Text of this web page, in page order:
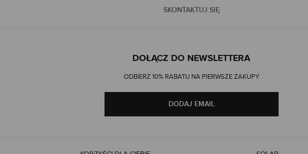
SKONTAKTUJ SIĘ
DOŁĄCZ DO NEWSLETTERA
ODBIERZ 10% RABATU NA PIERWSZE ZAKUPY
DODAJ EMAIL